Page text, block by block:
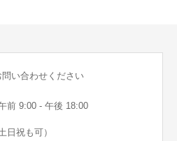
問い合わせください
前 9:00 - 午後 18:00
日祝も可）